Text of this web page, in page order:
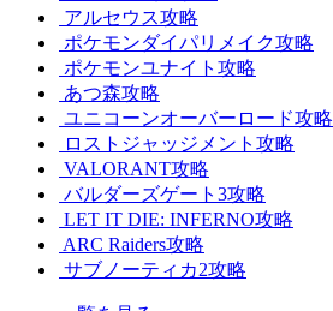
アルセウス攻略
ポケモンダイパリメイク攻略
ポケモンユナイト攻略
あつ森攻略
ユニコーンオーバーロード攻略
ロストジャッジメント攻略
VALORANT攻略
バルダーズゲート3攻略
LET IT DIE: INFERNO攻略
ARC Raiders攻略
サブノーティカ2攻略